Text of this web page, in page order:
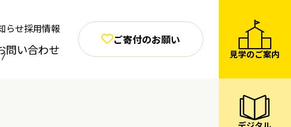
らせ採用情報
問い合わせ
ご寄付のお願い
見学のご案内